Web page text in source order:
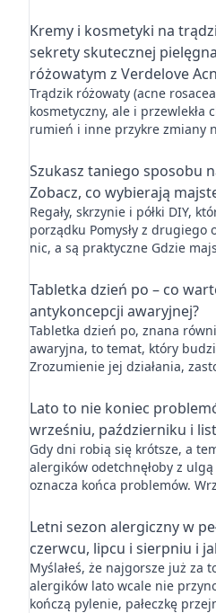
Kremy i kosmetyki na
sekrety skutecznej
różowatym z Verdelove
Trądzik różowaty (acne
kosmetyczny, ale i przewlekła
rumień i inne przykre zmiany
Szukasz taniego sposobu
Zobacz, co wybierają
Regały, skrzynie i półki DIY,
porządku Pomysły z
nic, a są praktyczne Gdzie
Tabletka dzień po – co
antykoncepcji awaryjnej?
Tabletka dzień po, znana
awaryjna, to temat, który
Zrozumienie jej działania,
Lato to nie koniec
wrześniu, październiku i
Gdy dni robią się krótsze, a
alergików odetchnęłoby z
oznacza końca problemów.
Letni sezon alergiczny w
czerwcu, lipcu i sierpniu i
Myślałeś, że najgorsze już za
alergików lato wcale nie
kończą pylenie, pałeczkę